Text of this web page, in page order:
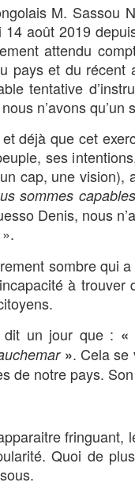
M. Sassou
14 août 2019
attendu
pays et du
tentative
n’avons
déjà que cet
ses
cap, une vision),
sommes
Denis, nous
».
sombre qui
à
un jour que : «
». Cela se
de notre pays.
Quoi de